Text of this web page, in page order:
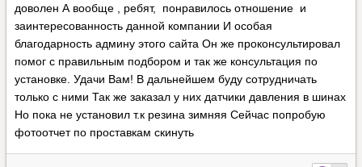
доволен А вообще , ребят, понравилось отношение и
заинтересованность данной компании И особая
благодарность админу этого сайта Он же проконсультировал
помог с правильным подбором и так же консультация по
установке. Удачи Вам! В дальнейшем буду сотрудничать
только с ними Так же заказал у них датчики давления в шинах
Но пока не установил т.к резина зимняя Сейчас попробую
фотоотчет по проставкам скинуть